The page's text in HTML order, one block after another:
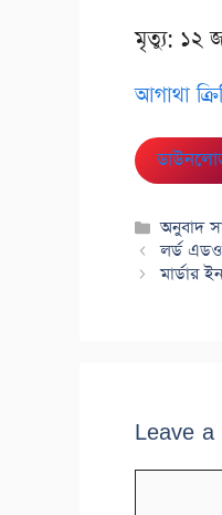
মৃত্যু: ১২
আগাথা
অনুবাদ
লর্ড
মার্ডার
Leave